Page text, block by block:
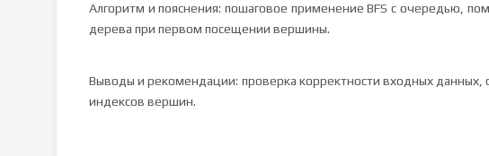
Алгоритм и пояснения: пошаговое применение BFS с очередью,
дерева при первом посещении вершины.
Выводы и рекомендации: проверка корректности входных данных,
индексов вершин.